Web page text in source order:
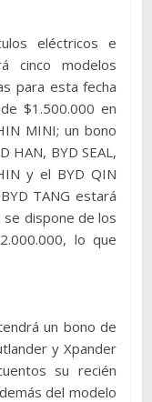
eléctricos e
cinco modelos
para esta fecha
$1.500.000 en
MINI; un bono
HAN, BYD SEAL,
y el BYD QIN
TANG estará
se dispone de los
lo que
un bono de
y Xpander
su recién
del modelo